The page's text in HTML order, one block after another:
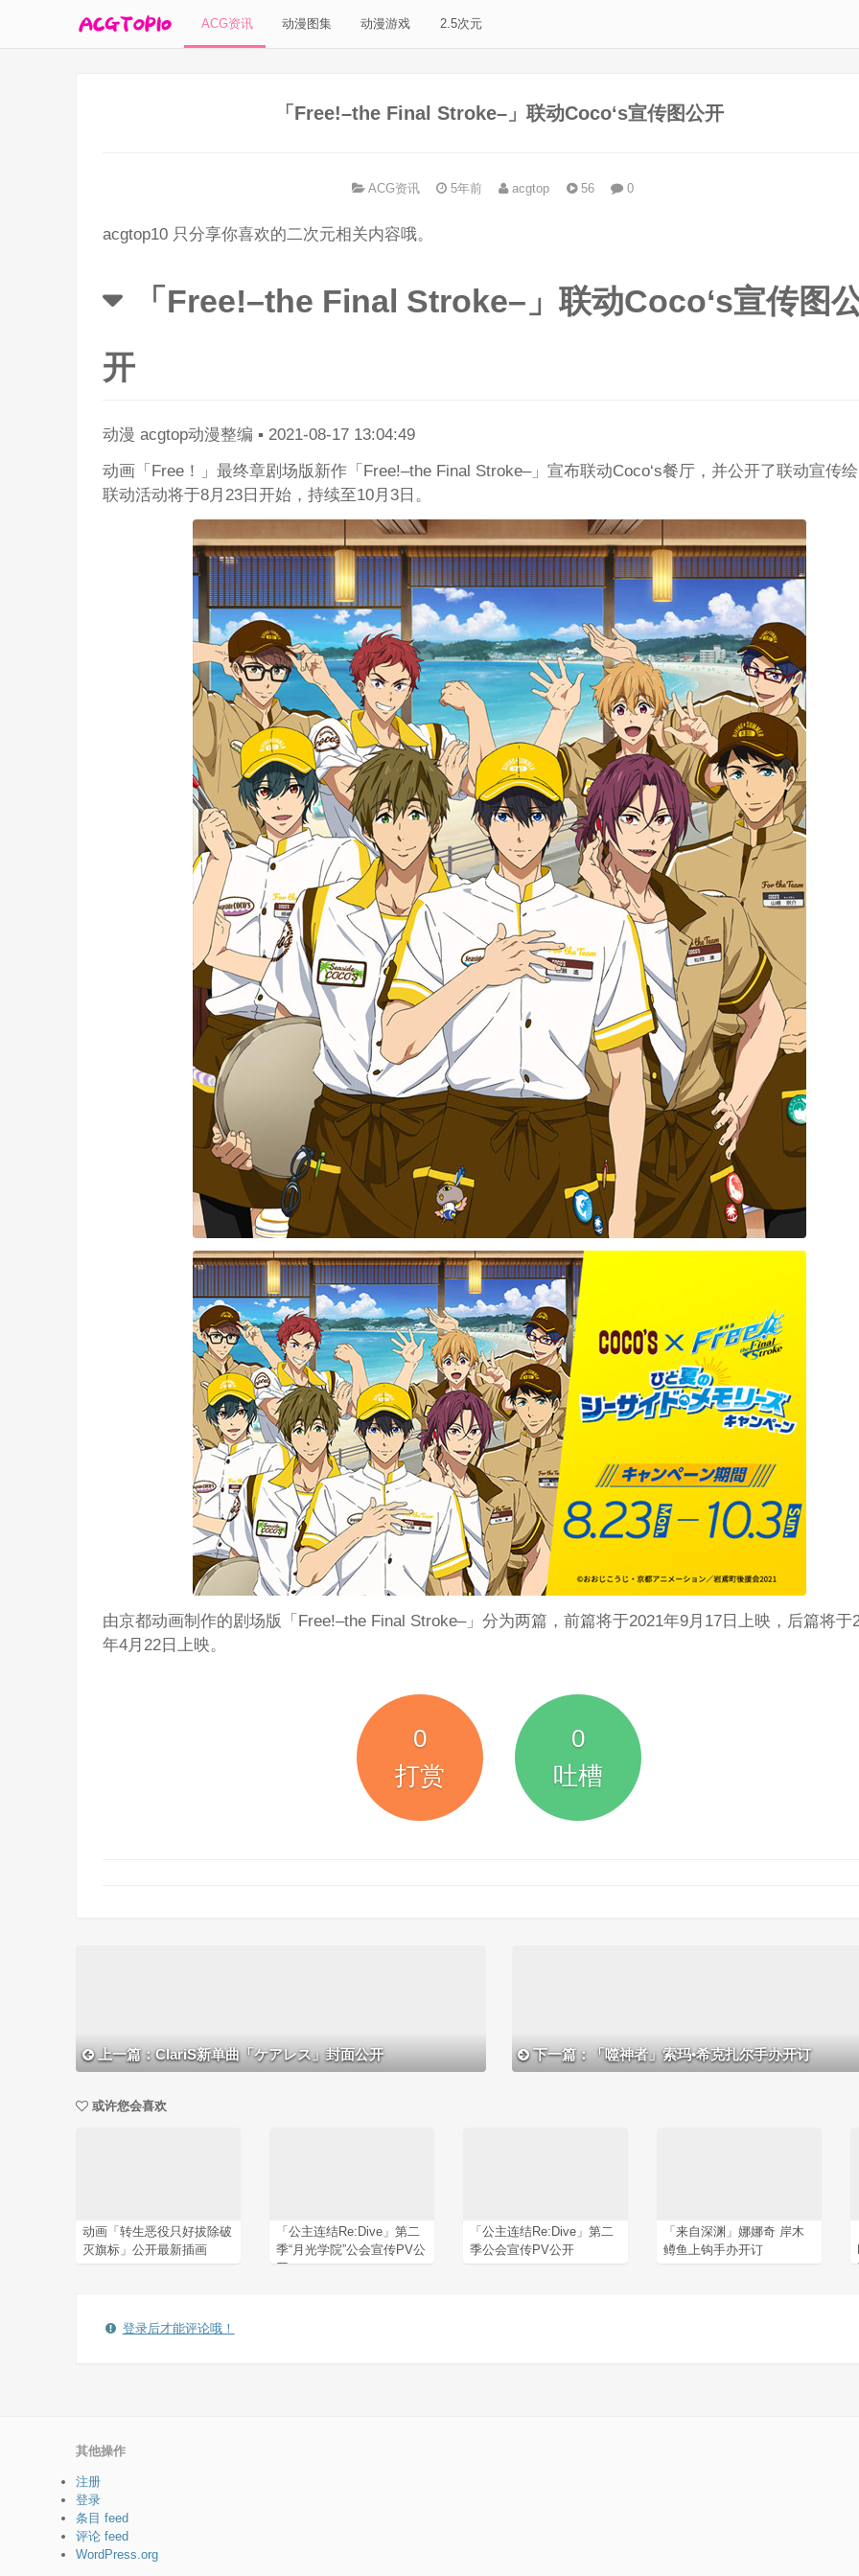
ACG资讯 动漫图集 动漫游戏 2.5次元
「Free!–the Final Stroke–」联动Coco‘s宣传图公开
ACG资讯 5年前 acgtop 56 0
acgtop10 只分享你喜欢的二次元相关内容哦。
「Free!–the Final Stroke–」联动Coco‘s宣传图
开
动漫 acgtop动漫整编 ▪ 2021-08-17 13:04:49
动画「Free！」最终章剧场版新作「Free!–the Final Stroke–」宣布联动Coco‘s餐厅，并公开了联动宣传
联动活动将于8月23日开始，持续至10月3日。
由京都动画制作的剧场版「Free!–the Final Stroke–」分为两篇，前篇将于2021年9月17日上映，后篇将于
年4月22日上映。
0
打赏
0
吐槽
上一篇：ClariS新单曲「ケアレス」封面公开 下一篇：「噬神者」索玛•希克扎尔手办开订
或许您会喜欢
动画「转生恶役只好拔除破
灭旗标」公开最新插画
「公主连结Re:Dive」第二
季“月光学院”公会宣传PV公
开
「公主连结Re:Dive」第二
季公会宣传PV公开
「来自深渊」娜娜奇 岸木
鳟鱼上钩手办开订
登录后才能评论哦！
其他操作
注册
登录
条目 feed
评论 feed
WordPress.org